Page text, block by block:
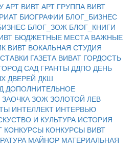
АРТ ВИВТ АРТ ГРУППА ВИВТ
БИОГРАФИИ БЛОГ_БИЗНЕС
БЛОГ_ЗОЖ БЛОГ_КНИГИ
БЮДЖЕТНЫЕ МЕСТА ВАЖНЫЕ
ВИВТ ВОКАЛЬНАЯ СТУДИЯ
ГАЗЕТА ВИВАТ ГОРДОСТЬ
САД ГРАНТЫ ДДПО ДЕНЬ
ДВЕРЕЙ ДКШ
ДОПОЛНИТЕЛЬНОЕ
ЗАОЧКА ЗОЖ ЗОЛОТОЙ ЛЕВ
ИНТЕЛЛЕКТ ИНТЕРВЬЮ
И КУЛЬТУРА ИСТОРИЯ
КОНКУРСЫ КОНКУРСЫ ВИВТ
МАЙНОР МАТЕРИАЛЬНАЯ